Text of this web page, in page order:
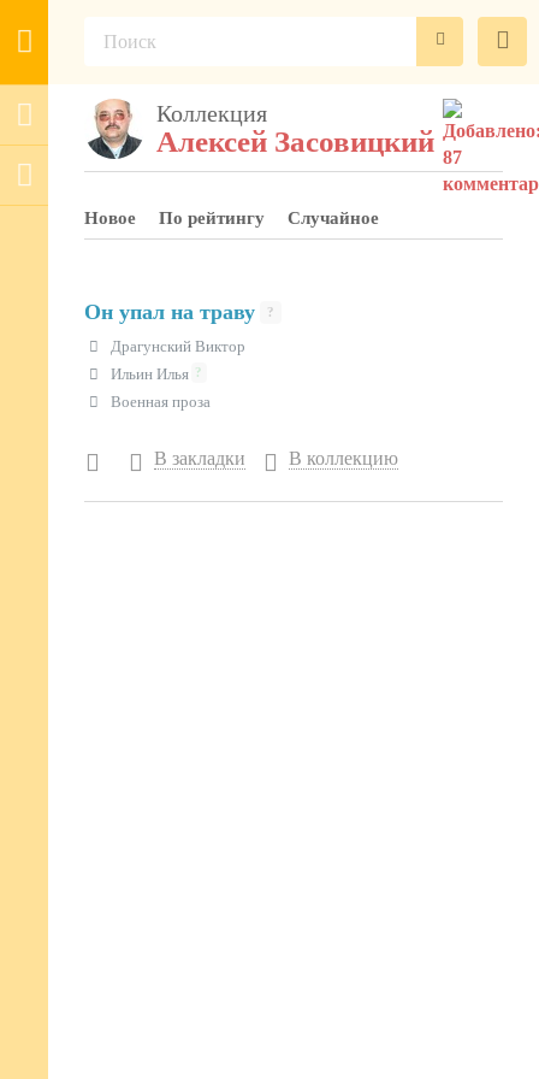
Коллекция
Алексей Засовицкий
Новое По рейтингу Случайное
Он упал на траву ?
Драгунский Виктор
Ильин Илья ?
Военная проза
В закладки В коллекцию